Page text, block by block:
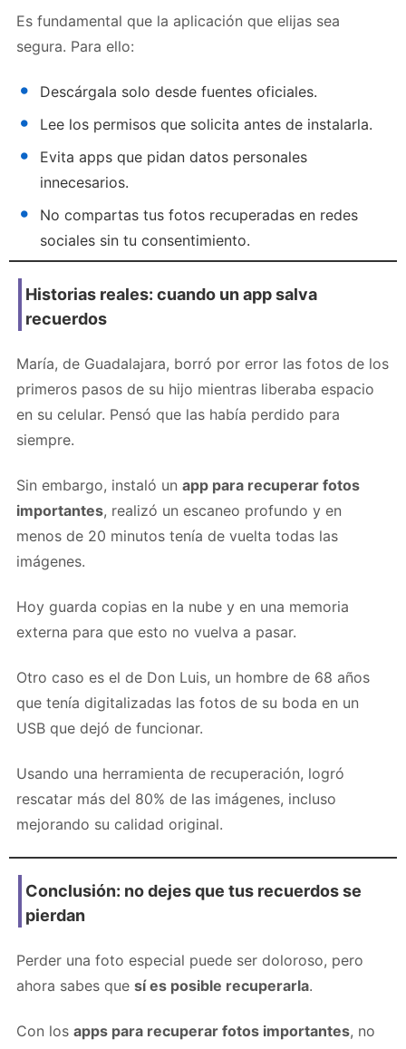
Es fundamental que la aplicación que elijas sea
segura. Para ello:
Descárgala solo desde fuentes oficiales.
Lee los permisos que solicita antes de instalarla.
Evita apps que pidan datos personales
innecesarios.
No compartas tus fotos recuperadas en redes
sociales sin tu consentimiento.
Historias reales: cuando un app salva
recuerdos
María, de Guadalajara, borró por error las fotos de los
primeros pasos de su hijo mientras liberaba espacio
en su celular. Pensó que las había perdido para
siempre.
Sin embargo, instaló un app para recuperar fotos
importantes, realizó un escaneo profundo y en
menos de 20 minutos tenía de vuelta todas las
imágenes.
Hoy guarda copias en la nube y en una memoria
externa para que esto no vuelva a pasar.
Otro caso es el de Don Luis, un hombre de 68 años
que tenía digitalizadas las fotos de su boda en un
USB que dejó de funcionar.
Usando una herramienta de recuperación, logró
rescatar más del 80% de las imágenes, incluso
mejorando su calidad original.
Conclusión: no dejes que tus recuerdos se
pierdan
Perder una foto especial puede ser doloroso, pero
ahora sabes que sí es posible recuperarla.
Con los apps para recuperar fotos importantes, no